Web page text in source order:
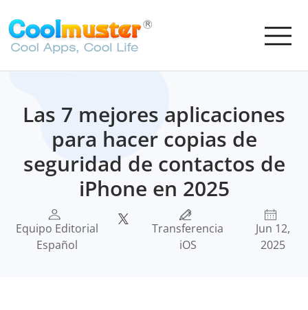
Las 7 mejores aplicaciones
para hacer copias de
seguridad de contactos de
iPhone en 2025
Equipo Editorial
Español
Transferencia
iOS
Jun 12,
2025